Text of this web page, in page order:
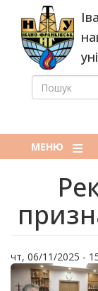
основного
вмісту
ПОШУК
МЕНЮ
чт, 06/11/2025 -